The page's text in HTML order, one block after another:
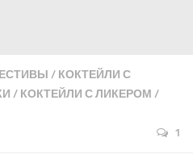
/ КОКТЕЙЛИ С
/ КОКТЕЙЛИ С ЛИКЕРОМ /
1